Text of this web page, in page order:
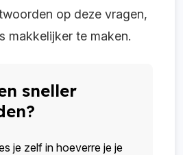
op deze vragen,
makkelijker te maken.
sneller
je zelf in hoeverre je je